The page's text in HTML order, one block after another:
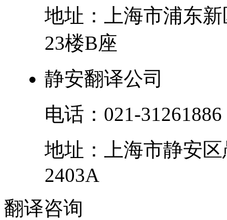
地址：
上海市浦东新
23楼B座
静安翻译公司
电话： 021-31261886
地址：
上海市静安区
2403A
翻译咨询